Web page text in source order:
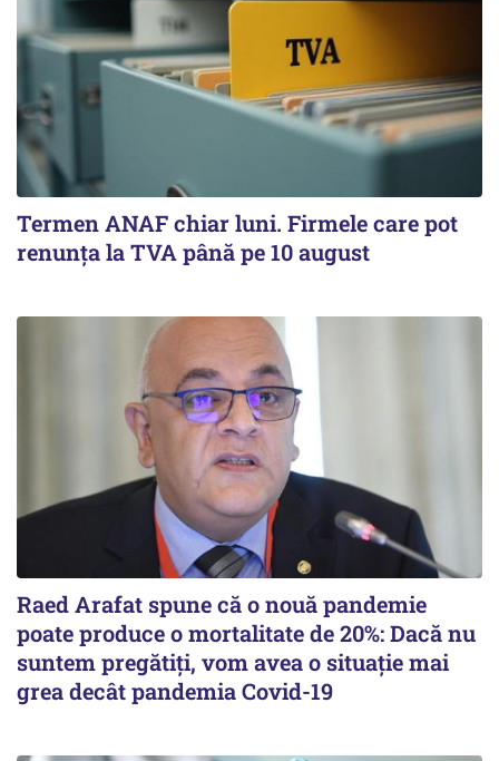
Termen ANAF chiar luni. Firmele care pot
renunța la TVA până pe 10 august
Raed Arafat spune că o nouă pandemie
poate produce o mortalitate de 20%: Dacă nu
suntem pregătiți, vom avea o situație mai
grea decât pandemia Covid-19